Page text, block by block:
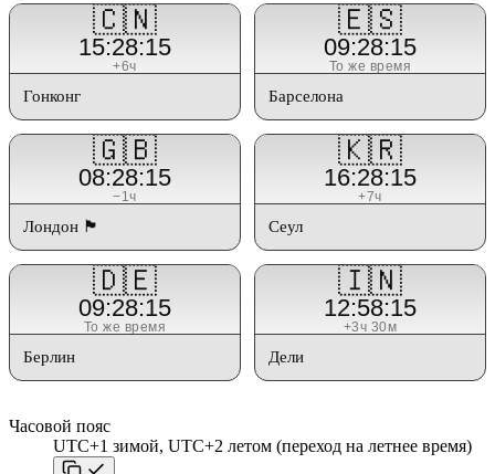
🇨🇳
15:28:15
+6ч
Гонконг
🇪🇸
09:28:15
То же время
Барселона
🇬🇧
08:28:15
−1ч
Лондон 🏴󠁧󠁢󠁥󠁮󠁧󠁿
🇰🇷
16:28:15
+7ч
Сеул
🇩🇪
09:28:15
То же время
Берлин
🇮🇳
12:58:15
+3ч 30м
Дели
Часовой пояс
UTC+1 зимой, UTC+2 летом (переход на летнее время)